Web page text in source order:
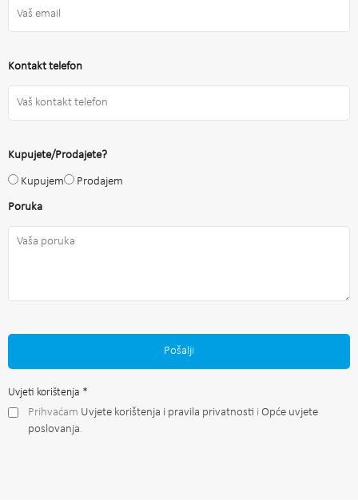
Kontakt telefon
Kupujete/Prodajete?
Kupujem Prodajem
Poruka
Pošalji
Uvjeti korištenja *
Prihvaćam Uvjete korištenja i pravila privatnosti i Opće uvjete
poslovanja.